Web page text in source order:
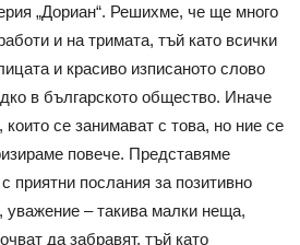
„Дориан“. Решихме, че ще много
и на тримата, тъй като всички
и красиво изписаното слово
в българското общество. Иначе
се занимават с това, но ние се
повече. Представяме
приятни послания за позитивно
– такива малки неща,
да забравят, тъй като